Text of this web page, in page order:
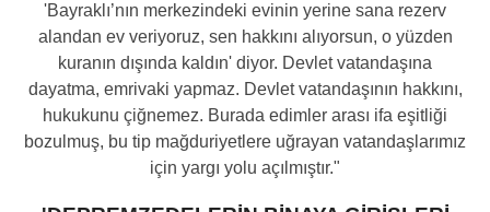
'Bayraklı’nın merkezindeki evinin yerine sana rezerv
alandan ev veriyoruz, sen hakkını alıyorsun, o yüzden
kuranın dışında kaldın' diyor. Devlet vatandaşına
dayatma, emrivaki yapmaz. Devlet vatandaşının hakkını,
hukukunu çiğnemez. Burada edimler arası ifa eşitliği
bozulmuş, bu tip mağduriyetlere uğrayan vatandaşlarımız
için yargı yolu açılmıştır."